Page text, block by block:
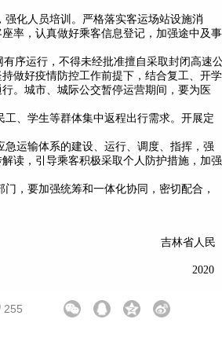
化人员培训。严格落实客运场站设施消
率，认真做好乘客信息登记，加强途中及事
序运行，不得未经批准擅自采取封闭高速
做好疫情防控工作前提下，结合复工、开学
。城市、城际公交暂停运营期间，要为医
、学生等群体集中返程出行需求。开展定
运输体系的建设、运行、调度、指挥，强
读，引导乘客积极采取个人防护措施，加强
，要加强统筹和一体化协同，密切配合，
民
255